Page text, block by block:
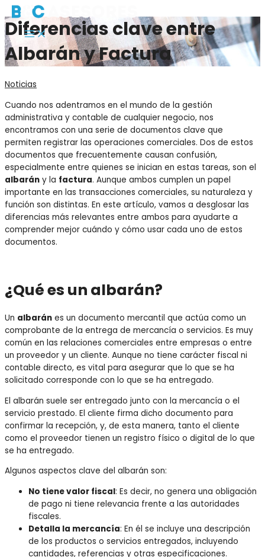
al
contenido
Main
Menu
Diferencias clave entre
Albarán y Factura
Noticias
Cuando nos adentramos en el mundo de la gestión
administrativa y contable de cualquier negocio, nos
encontramos con una serie de documentos clave que
permiten registrar las operaciones comerciales. Dos de estos
documentos que frecuentemente causan confusión,
especialmente entre quienes se inician en estas tareas, son el
albarán y la factura. Aunque ambos cumplen un papel
importante en las transacciones comerciales, su naturaleza y
función son distintas. En este artículo, vamos a desglosar las
diferencias más relevantes entre ambos para ayudarte a
comprender mejor cuándo y cómo usar cada uno de estos
documentos.
¿Qué es un albarán?
Un albarán es un documento mercantil que actúa como un
comprobante de la entrega de mercancía o servicios. Es muy
común en las relaciones comerciales entre empresas o entre
un proveedor y un cliente. Aunque no tiene carácter fiscal ni
contable directo, es vital para asegurar que lo que se ha
solicitado corresponde con lo que se ha entregado.
El albarán suele ser entregado junto con la mercancía o el
servicio prestado. El cliente firma dicho documento para
confirmar la recepción, y, de esta manera, tanto el cliente
como el proveedor tienen un registro físico o digital de lo que
se ha entregado.
Algunos aspectos clave del albarán son:
No tiene valor fiscal: Es decir, no genera una obligación
de pago ni tiene relevancia frente a las autoridades
fiscales.
Detalla la mercancía: En él se incluye una descripción
de los productos o servicios entregados, incluyendo
cantidades, referencias y otras especificaciones.
y
Apellidos